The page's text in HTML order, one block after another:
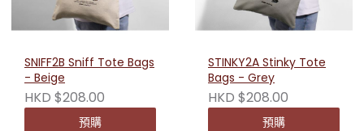
SNIFF2B Sniff Tote Bags
- Beige
HKD $208.00
預購
STINKY2A Stinky Tote
Bags - Grey
HKD $208.00
預購